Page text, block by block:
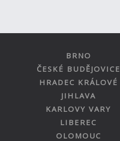
BRNO
ČESKÉ BUDĚJOVICE
HRADEC KRÁLOVÉ
JIHLAVA
KARLOVY VARY
LIBEREC
OLOMOUC